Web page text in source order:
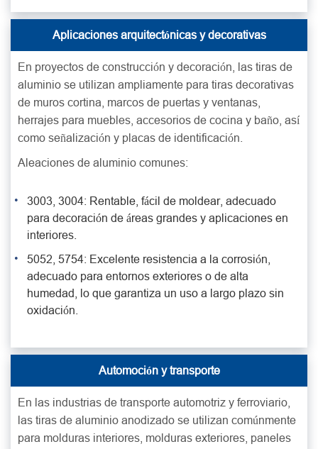
Aplicaciones arquitectónicas y decorativas
En proyectos de construcción y decoración, las tiras de
aluminio se utilizan ampliamente para tiras decorativas
de muros cortina, marcos de puertas y ventanas,
herrajes para muebles, accesorios de cocina y baño, así
como señalización y placas de identificación.
Aleaciones de aluminio comunes:
3003, 3004: Rentable, fácil de moldear, adecuado
para decoración de áreas grandes y aplicaciones en
interiores.
5052, 5754: Excelente resistencia a la corrosión,
adecuado para entornos exteriores o de alta
humedad, lo que garantiza un uso a largo plazo sin
oxidación.
Automoción y transporte
En las industrias de transporte automotriz y ferroviario,
las tiras de aluminio anodizado se utilizan comúnmente
para molduras interiores, molduras exteriores, paneles